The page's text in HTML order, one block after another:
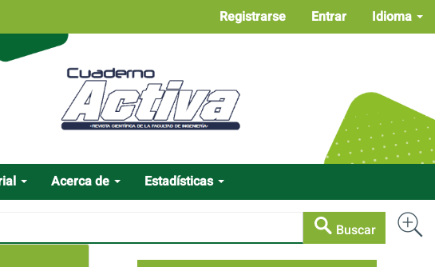
Idioma
Registrarse Entrar
Acerca de Estadísticas
Buscar